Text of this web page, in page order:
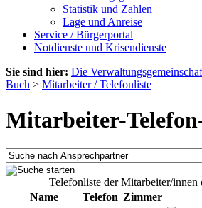
Statistik und Zahlen
Lage und Anreise
Service / Bürgerportal
Notdienste und Krisendienste
Sie sind hier: Die
Buch > Mitarbeiter / Telefonliste
Mitarbeiter-
Telefonliste der Mitarbeiter/innen
Name
Telefon Zimmer